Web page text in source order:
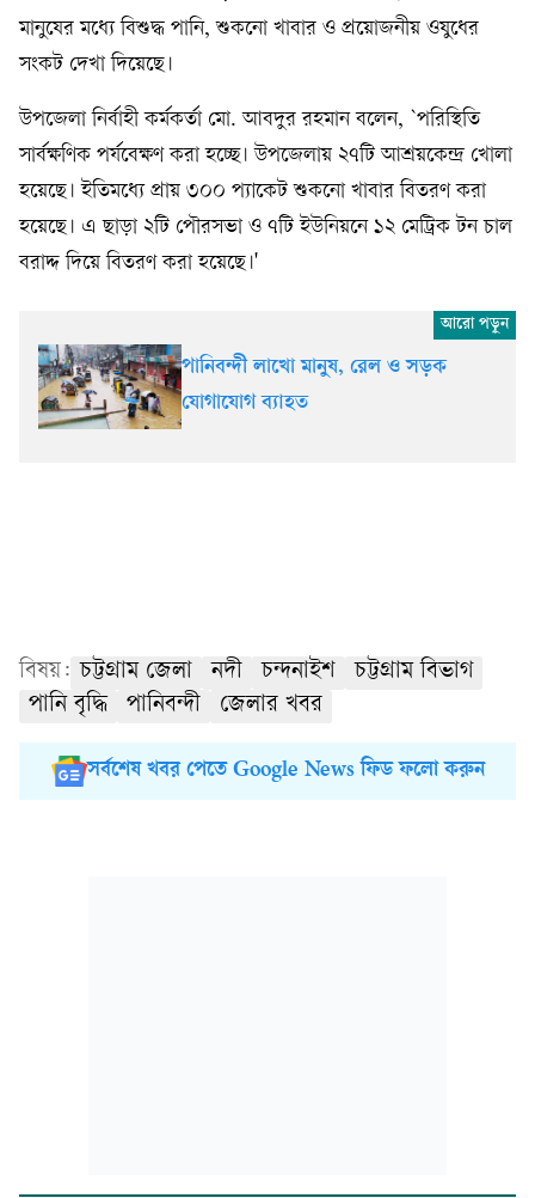
মানুষের মধ্যে বিশুদ্ধ পানি, শুকনো খাবার ও প্রয়োজনীয় ওষুধের
সংকট দেখা দিয়েছে।
উপজেলা নির্বাহী কর্মকর্তা মো. আবদুর রহমান বলেন, `পরিস্থিতি
সার্বক্ষণিক পর্যবেক্ষণ করা হচ্ছে। উপজেলায় ২৭টি আশ্রয়কেন্দ্র খোলা
হয়েছে। ইতিমধ্যে প্রায় ৩০০ প্যাকেট শুকনো খাবার বিতরণ করা
হয়েছে। এ ছাড়া ২টি পৌরসভা ও ৭টি ইউনিয়নে ১২ মেট্রিক টন চাল
বরাদ্দ দিয়ে বিতরণ করা হয়েছে।'
পানিবন্দী লাখো মানুষ, রেল ও সড়ক
যোগাযোগ ব্যাহত
বিষয়: চট্টগ্রাম জেলা নদী চন্দনাইশ
চট্টগ্রাম বিভাগ
পানি বৃদ্ধি
পানিবন্দী জেলার খবর
সর্বশেষ খবর পেতে Google News ফিড ফলো করুন